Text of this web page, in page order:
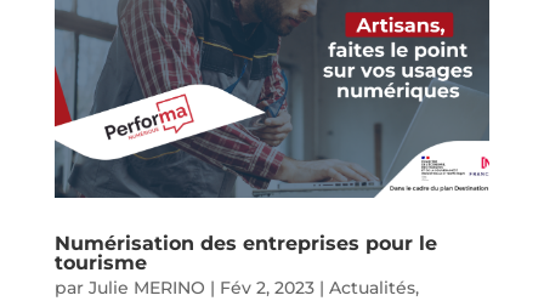
Numérisation des entreprises pour le
tourisme
par Julie MERINO | Fév 2, 2023| Actualités,